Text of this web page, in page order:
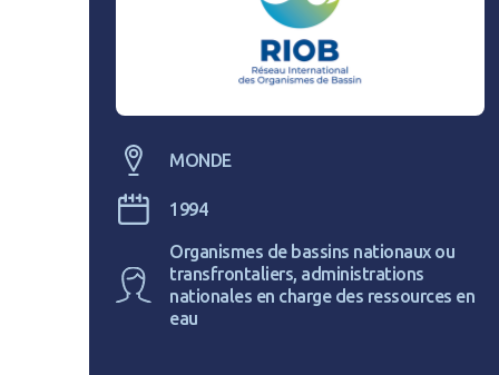
MONDE
1994
Organismes de bassins nationaux ou
transfrontaliers, administrations
nationales en charge des ressources en
eau